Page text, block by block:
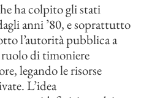
ha colpito gli stati
anni ’80, e soprattutto
l’autorità pubblica a
ruolo di timoniere
legando le risorse
L’idea